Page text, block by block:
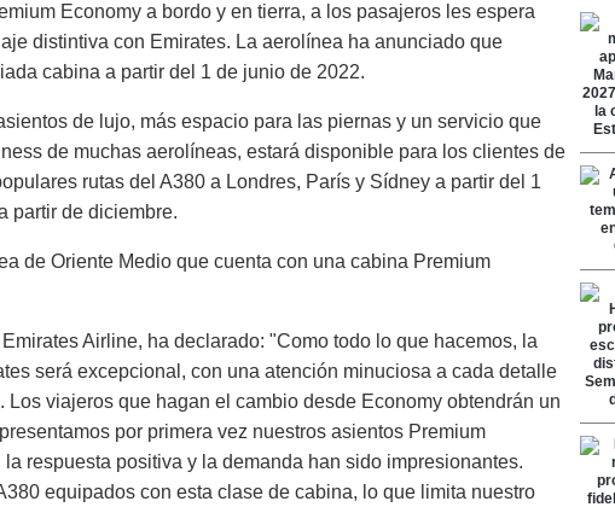
Economy a bordo y en tierra, a los pasajeros les espera
distintiva con Emirates. La aerolínea ha anunciado que
cabina a partir del 1 de junio de 2022.
de lujo, más espacio para las piernas y un servicio que
de muchas aerolíneas, estará disponible para los clientes de
rutas del A380 a Londres, París y Sídney a partir del 1
partir de diciembre.
de Oriente Medio que cuenta con una cabina Premium
Airline, ha declarado: "Como todo lo que hacemos, la
será excepcional, con una atención minuciosa a cada detalle
viajeros que hagan el cambio desde Economy obtendrán un
por primera vez nuestros asientos Premium
respuesta positiva y la demanda han sido impresionantes.
equipados con esta clase de cabina, lo que limita nuestro